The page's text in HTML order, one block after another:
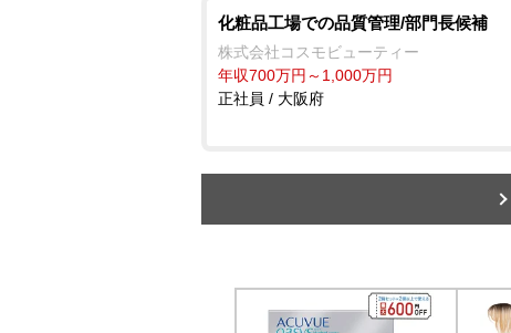
化粧品工場での品質管理/部門長候補
株式会社コスモビューティー
年収700万円～1,000万円
正社員 / 大阪府